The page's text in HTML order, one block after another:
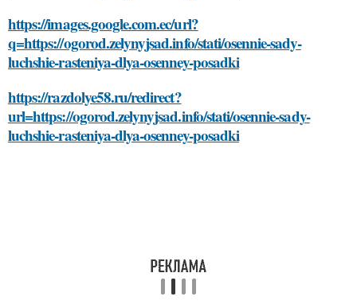
https://images.google.com.ec/url?
q=https://ogorod.zelynyjsad.info/stati/osennie-sady-
luchshie-rasteniya-dlya-osenney-posadki
https://razdolye58.ru/redirect?
url=https://ogorod.zelynyjsad.info/stati/osennie-sady-
luchshie-rasteniya-dlya-osenney-posadki